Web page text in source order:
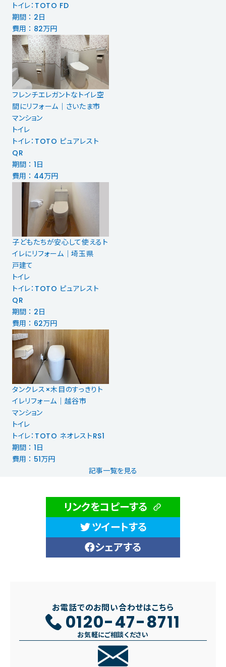
トイレ：TOTO FD
期間 ： 2日
費用 ： 82万円
フレンチエレガントなトイレ空
間にリフォーム｜さいたま市
マンション
トイレ
トイレ：TOTO ピュアレスト
QR
期間 ： 1日
費用 ： 44万円
子どもたちが安心して使えるト
イレにリフォーム｜埼玉県
戸建て
トイレ
トイレ：TOTO ピュアレスト
QR
期間 ： 2日
費用 ： 62万円
タンクレス×木目のすっきりト
イレリフォーム｜越谷市
マンション
トイレ
トイレ：TOTO ネオレストRS1
期間 ： 1日
費用 ： 51万円
記事一覧を見る
リンクをコピーする
ツイートする
シェアする
お電話でのお問い合わせはこちら
0120-47-8711
お気軽にご相談ください